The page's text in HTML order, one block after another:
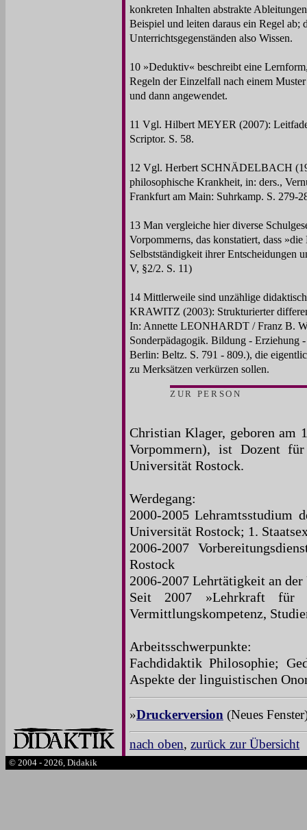
konkreten Inhalten abstrakte
Beispiel und leiten daraus ein Regel ab;
Unterrichtsgegenständen also Wissen.
10 »Deduktiv« beschreibt eine
Regeln der Einzelfall nach einem
und dann angewendet.
11 Vgl. Hilbert MEYER (2007):
Scriptor. S. 58.
12 Vgl. Herbert SCHNÄDELBACH
philosophische Krankheit, in: ders.,
Frankfurt am Main: Suhrkamp. S. 279-
13 Man vergleiche hier diverse
Vorpommerns, das konstatiert, dass
Selbstständigkeit ihrer Entscheidungen
V, §2/2. S. 11)
14 Mittlerweile sind unzählige
KRAWITZ (2003): Strukturierter
In: Annette LEONHARDT / Franz B.
Sonderpädagogik. Bildung - Erziehung
Berlin: Beltz. S. 791 - 809.), die
zu Merksätzen verkürzen sollen.
ZUR PERSON
Christian Klager, geboren am
Vorpommern), ist Dozent
Universität Rostock.
Werdegang:
2000-2005 Lehramtsstudium
Universität Rostock; 1.
2006-2007
Rostock
2006-2007 Lehrtätigkeit an
Seit 2007 »Lehrkraft für
Vermittlungskompetenz,
Arbeitsschwerpunkte:
Fachdidaktik Philosophie;
Aspekte der linguistischen
»Druckerversion (Neues
nach oben, zurück zur Übersicht
© 2004 - 2026, Didakik